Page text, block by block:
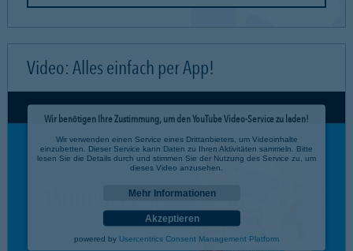
Video: Alles einfach per App!
Wir benötigen Ihre Zustimmung, um den YouTube Video-Service zu laden!
Wir verwenden einen Service eines Drittanbieters, um Videoinhalte
einzubetten. Dieser Service kann Daten zu Ihren Aktivitäten sammeln. Bitte
lesen Sie die Details durch und stimmen Sie der Nutzung des Service zu, um
dieses Video anzusehen.
Mehr Informationen
Akzeptieren
powered by Usercentrics Consent Management Platform